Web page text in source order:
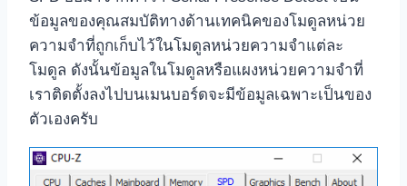
ข้อมูลของคุณสมบัติทางด้านเทคนิคของโมดูลหน่วย
ความจำที่ถูกเก็บไว้ในโมดูลหน่วยความจำแต่ละ
โมดูล ดังนั้นข้อมูลในโมดูลหรือแผงหน่วยความจำที่
เราติดตั้งลงไปบนเมนบอร์ดจะมีข้อมูลเฉพาะเป็นของ
ตัวเองครับ